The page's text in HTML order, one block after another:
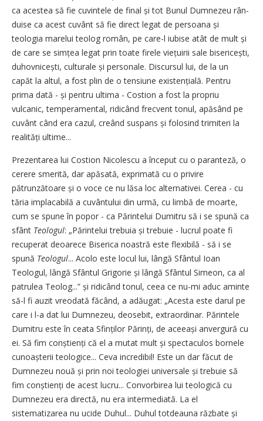
ca acestea să fie cuvintele de final și tot Bunul Dumnezeu rân­
duise ca acest cuvânt să fie direct legat de persoana și
teologia marelui teolog român, pe care-l iubise atât de mult și
de care se sim­țea legat prin toate firele viețuirii sale bisericești,
duhovni­cești, culturale și personale. Discursul lui, de la un
capăt la altul, a fost plin de o tensiune existen­țială. Pentru
prima dată - și pentru ultima - Cos­tion a fost la propriu
vulcanic, temperamental, ridicând frecvent tonul, apăsând pe
cuvânt când era cazul, creând suspans și folosind trimiteri la
realități ultime...
Prezentarea lui Costion Nicolescu a început cu o paranteză, o
cerere smerită, dar apăsată, exprimată cu o privire
pătrunzătoare și o voce ce nu lăsa loc alternativei. Cerea - cu
tăria implacabilă a cuvântului din urmă, cu limbă de moarte,
cum se spune în popor - ca Părintelui Dumitru să i se spună ca
sfânt Teologul: „Părintelui trebuia și trebuie - lucrul poate fi
recuperat deoarece Biserica noastră este flexibilă - să i se
spună Teologul... Acolo este locul lui, lângă Sfântul Ioan
Teologul, lângă Sfântul Grigorie și lângă Sfântul Simeon, ca al
patrulea Teolog...” și ridicând tonul, ceea ce nu-mi aduc aminte
să-l fi auzit vreodată făcând, a adăugat: „Acesta este darul pe
care i l-a dat lui Dumnezeu, deosebit, extraordinar. Părintele
Dumitru este în ceata Sfinților Părinți, de aceeași anvergură cu
ei. Să fim conștienți că el a mutat mult și spectaculos bornele
cunoaș­terii teologice... Ceva incredibil! Este un dar făcut de
Dumnezeu nouă și prin noi teologiei universale și trebuie să
fim conștienți de acest lucru... Convorbirea lui teologică cu
Dumnezeu era directă, nu era intermediată. La el
sistematizarea nu ucide Duhul... Duhul totdeauna răzbate și